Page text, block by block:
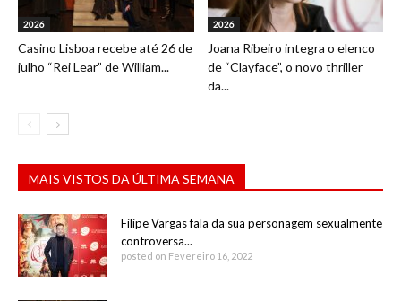
2026
Casino Lisboa recebe até 26 de
julho “Rei Lear” de William...
2026
Joana Ribeiro integra o elenco
de “Clayface”, o novo thriller
da...
MAIS VISTOS DA ÚLTIMA SEMANA
Filipe Vargas fala da sua personagem sexualmente
controversa...
posted on Fevereiro 16, 2022